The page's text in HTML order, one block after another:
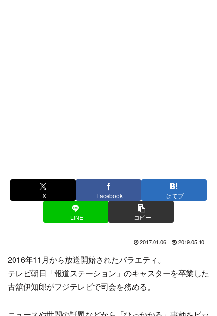
X Facebook はてブ
LINE コピー
2017.01.06 2019.05.10
2016年11月から放送開始されたバラエティ。
テレビ朝日「報道ステーション」のキャスターを卒業した
古舘伊知郎がフジテレビで司会を務める。